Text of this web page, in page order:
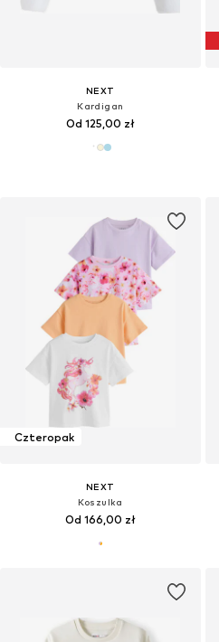
NEXT
Kardigan
Od 125,00 zł
Czteropak
NEXT
Koszulka
Od 166,00 zł